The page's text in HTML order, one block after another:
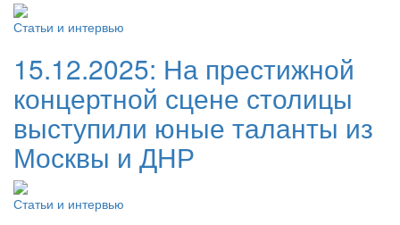
Статьи и интервью
15.12.2025: На престижной
концертной сцене столицы
выступили юные таланты из
Москвы и ДНР
Статьи и интервью